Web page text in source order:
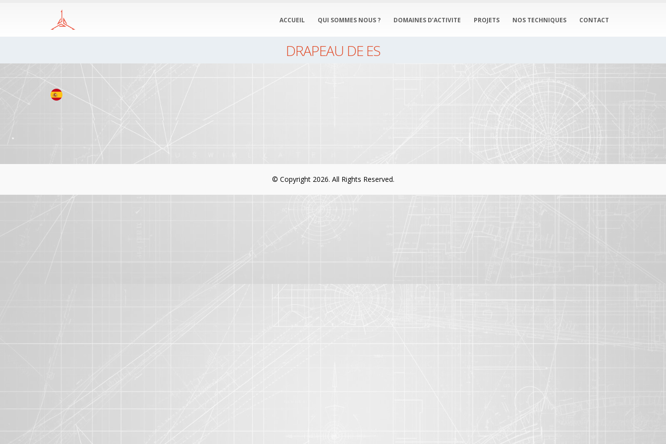
ACCUEIL QUI SOMMES NOUS ? DOMAINES D’ACTIVITE PROJETS NOS TECHNIQUES CONTACT
DRAPEAU DE ES
© Copyright 2026. All Rights Reserved.